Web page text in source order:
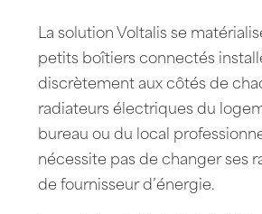
La solution Voltalis se
petits boîtiers connectés
discrètement aux côtés de
radiateurs électriques du
bureau ou du local
nécessite pas de changer ses
de fournisseur d’énergie.